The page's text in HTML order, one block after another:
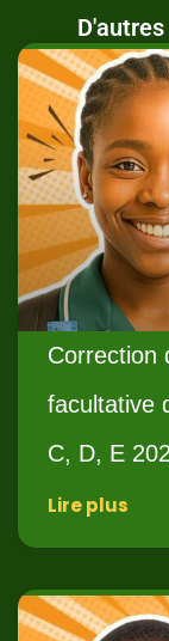
Correction
facultative
C, D, E
Lire plus